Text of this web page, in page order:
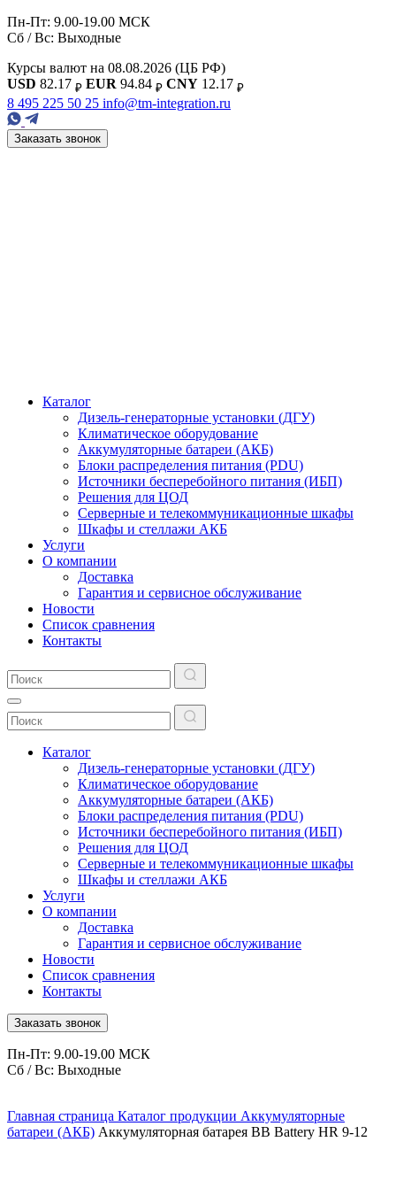
Пн-Пт: 9.00-19.00 МСК
Сб / Вс: Выходные
Курсы валют на 08.08.2026 (ЦБ РФ)
USD 82.17 ₽ EUR 94.84 ₽ CNY 12.17 ₽
8 495 225 50 25 info@tm-integration.ru
Заказать звонок
Каталог
Дизель-генераторные установки (ДГУ)
Климатическое оборудование
Аккумуляторные батареи (АКБ)
Блоки распределения питания (PDU)
Источники бесперебойного питания (ИБП)
Решения для ЦОД
Серверные и телекоммуникационные шкафы
Шкафы и стеллажи АКБ
Услуги
О компании
Доставка
Гарантия и сервисное обслуживание
Новости
Список сравнения
Контакты
Каталог
Дизель-генераторные установки (ДГУ)
Климатическое оборудование
Аккумуляторные батареи (АКБ)
Блоки распределения питания (PDU)
Источники бесперебойного питания (ИБП)
Решения для ЦОД
Серверные и телекоммуникационные шкафы
Шкафы и стеллажи АКБ
Услуги
О компании
Доставка
Гарантия и сервисное обслуживание
Новости
Список сравнения
Контакты
Заказать звонок
Пн-Пт: 9.00-19.00 МСК
Сб / Вс: Выходные
Главная страница Каталог продукции Аккумуляторные
батареи (АКБ) Аккумуляторная батарея BB Battery HR 9-12